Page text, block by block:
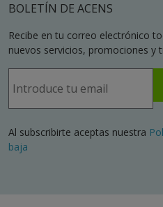
BOLETÍN DE ACENS
Recibe en tu correo electrónico
nuevos servicios, promociones y
Al subscribirte aceptas nuestra
baja